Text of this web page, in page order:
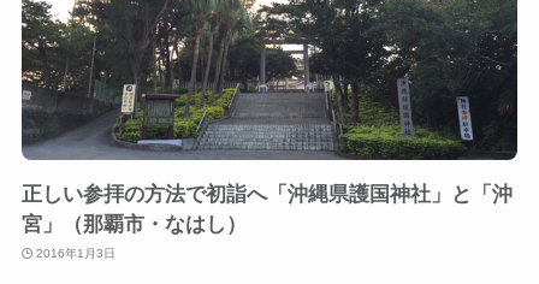
正しい参拝の方法で初詣へ「沖縄県護国神社」と「沖
宮」（那覇市・なはし）
2016年1月3日